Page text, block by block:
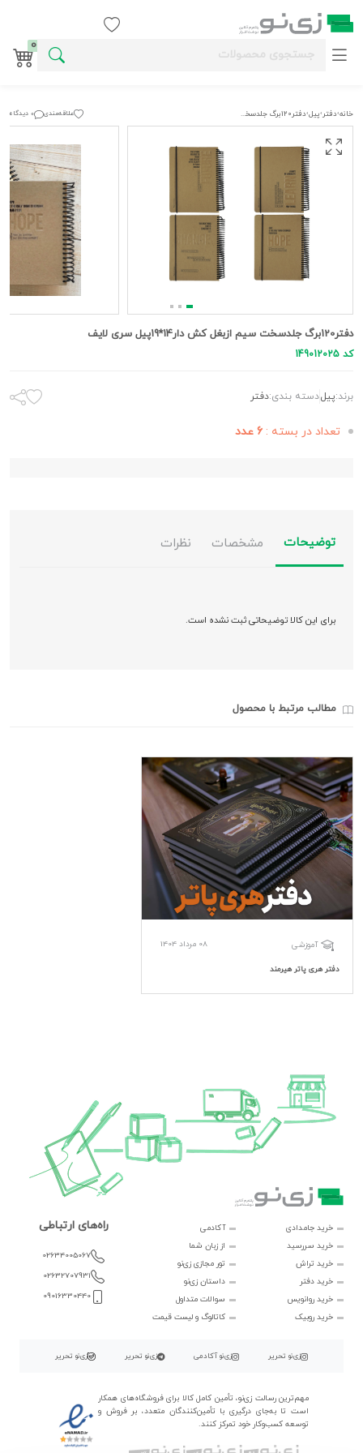
0
خانه›دفتر ›پيل› دفتر120برگ جلدسخت سیم ازبغل کش دار14*19پیل سری لایف علاقه‌مندی 0 دیدگاه
دفتر120برگ جلدسخت سیم ازبغل کش دار14*19پیل سری لایف
کد 149012025
برند:پيلدسته بندی:دفتر
تعداد در بسته : 6 عدد
توضیحات مشخصات نظرات
برای این کالا توضیحاتی ثبت نشده است.
مطالب مرتبط با محصول
آموزشی 08 مرداد 1404
دفتر هری پاتر هیرمند
خرید جامدادی
خرید سررسید
خرید تراش
خرید دفتر
خرید روانویس
خرید روبیک
آکادمی
از زبان شما
تور مجازی زی‌نو
داستان زی‌نو
سوالات متداول
کاتالوگ و لیست قیمت
راه‌های ارتباطی
02634005067
02632707931
09016330440
زی‌نو تحریر زی‌نو آکادمی زی‌نو تحریر زی‌نو تحریر
مهم‌ترین رسالت زی‌نو، تأمین کامل کالا برای فروشگاه‌های همکار
است تا به‌جای درگیری با تأمین‌کنندگان متعدد، بر فروش و
توسعه کسب‌وکار خود تمرکز کنند.